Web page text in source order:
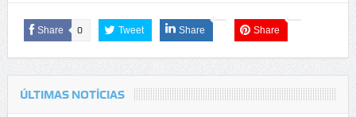
Share 0 Tweet Share Share
ÚLTIMAS NOTÍCIAS